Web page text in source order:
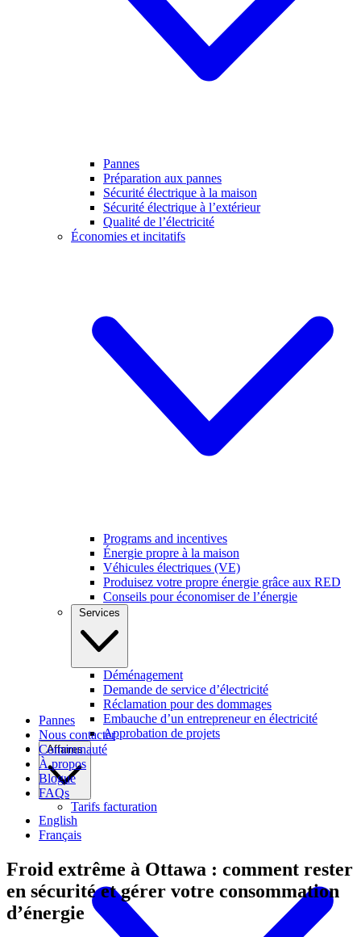
Pannes
Préparation aux pannes
Sécurité électrique à la maison
Sécurité électrique à l’extérieur
Qualité de l’électricité
Économies et incitatifs
Programs and incentives
Énergie propre à la maison
Véhicules électriques (VE)
Produisez votre propre énergie grâce aux RED
Conseils pour économiser de l’énergie
Services
Déménagement
Demande de service d’électricité
Réclamation pour des dommages
Embauche d’un entrepreneur en électricité
Approbation de projets
Affaires
Tarifs facturation
Pannes
Nous contacter
Communauté
À propos
Blogue
FAQs
English
Français
Froid extrême à Ottawa : comment rester
en sécurité et gérer votre consommation
d’énergie